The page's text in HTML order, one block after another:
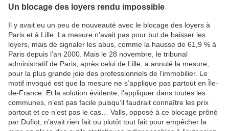
Un blocage des loyers rendu impossible
Il y avait eu un peu de nouveauté avec le blocage des loyers à
Paris et à Lille. La mesure n’avait pas pour but de baisser les
loyers, mais de signaler les abus, comme la hausse de 61,9 % à
Paris depuis l’an 2000. Mais le 28 novembre, le tribunal
administratif de Paris, après celui de Lille, a annulé la mesure,
pour la plus grande joie des professionnels de l’immobilier. Le
motif invoqué est que la mesure ne s’applique pas partout en Île-
de-France. Et la solution évidente, l’appliquer dans toutes les
communes, n’est pas facile puisqu’il faudrait connaître les prix
partout et ce n’est pas le cas… Valls, opposé à ce blocage prôné
par Duflot, n’avait rien fait ou plutôt tout fait pour empêcher la